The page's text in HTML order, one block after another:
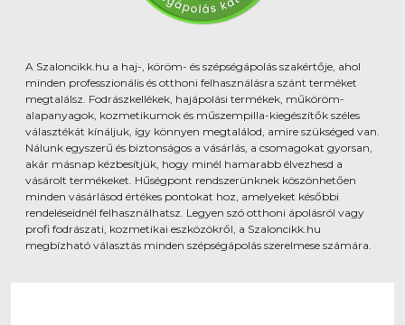
A Szaloncikk.hu a haj-, köröm- és szépségápolás szakértője, ahol
minden professzionális és otthoni felhasználásra szánt terméket
megtalálsz. Fodrászkellékek, hajápolási termékek, műköröm-
alapanyagok, kozmetikumok és műszempilla-kiegészítők széles
választékát kínáljuk, így könnyen megtalálod, amire szükséged van.
Nálunk egyszerű és biztonságos a vásárlás, a csomagokat gyorsan,
akár másnap kézbesítjük, hogy minél hamarabb élvezhesd a
vásárolt termékeket. Hűségpont rendszerünknek köszönhetően
minden vásárlásod értékes pontokat hoz, amelyeket későbbi
rendeléseidnél felhasználhatsz. Legyen szó otthoni ápolásról vagy
profi fodrászati, kozmetikai eszközökről, a Szaloncikk.hu
megbízható választás minden szépségápolás szerelmese számára.